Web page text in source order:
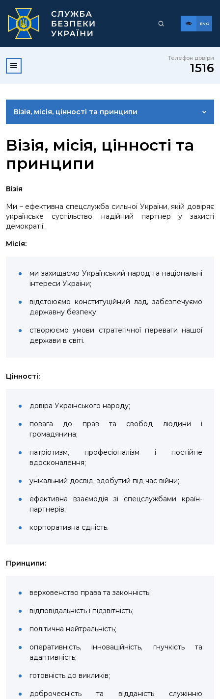
ENG
Телефон довіри
1516
Візія, місія, цінності та принципи
СТРУКТУРА
НАШІ ГЕРОЇ
Візія, місія, цінності та
принципи
Візія
Ми – ефективна спецслужба сильної України, якій довіряє
українське суспільство, надійний партнер у захисті
демократії.
Місія:
ми захищаємо Український народ та національні
інтереси України;
відстоюємо конституційний лад, забезпечуємо
державну безпеку;
створюємо умови стратегічної переваги нашої
держави в світі.
Цінності:
довіра Українського народу;
повага до прав та свобод людини і
громадянина;
патріотизм, професіоналізм і постійне
вдосконалення;
унікальний досвід, здобутий під час війни;
ефективна взаємодія зі спецслужбами країн-
партнерів;
корпоративна єдність.
Принципи:
верховенство права та законність;
відповідальність і підзвітність;
політична нейтральність;
оперативність, інноваційність, гнучкість та
адаптивність;
готовність до викликів;
доброчесність та відданість служінню